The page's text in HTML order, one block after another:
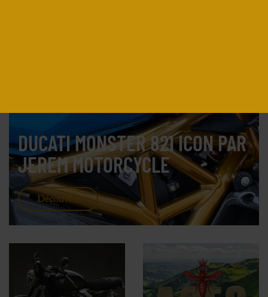
DUCATI MONSTER 821 ICON PAR
JEREM MOTORCYCLE
Découvrir